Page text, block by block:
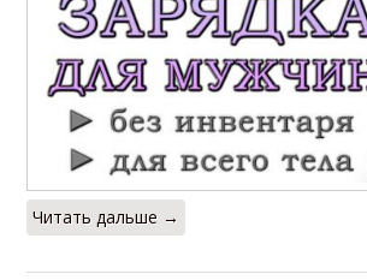
Читать дальше →